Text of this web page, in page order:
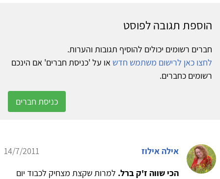
תגובה לפוסט
רשומים יכולים להוסיף תגובות והערות.
כאן לרישום משתמש חדשאו על 'כניסת חברים' אם הינכם
כחברים.
כניסת חברים
אילה אילוז
14/7/2011
הכי שווה ז'ק ברל.למרות שקצת מצחיק לכבוד יום